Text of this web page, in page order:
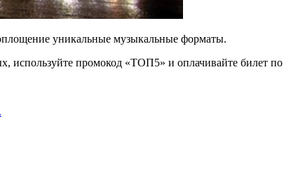
уникальные музыкальные форматы.
используйте промокод «ТОП5» и оплачивайте билет по